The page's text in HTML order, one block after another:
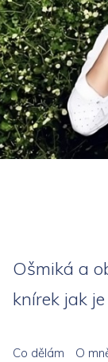
Ošmiká a
knírek jak
Co dělám O